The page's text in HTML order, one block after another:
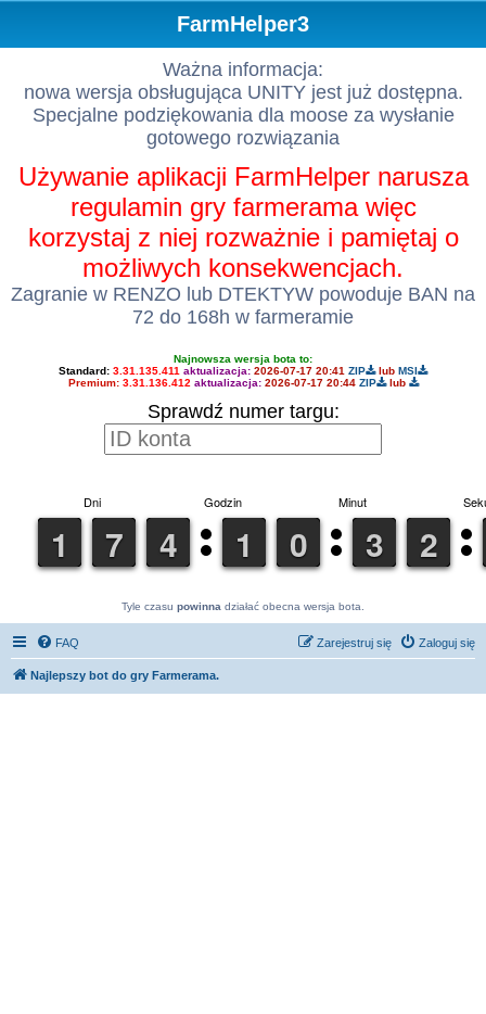
FarmHelper3
Ważna informacja:
nowa wersja obsługująca UNITY jest już dostępna.
Specjalne podziękowania dla moose za wysłanie
gotowego rozwiązania
Używanie aplikacji FarmHelper narusza
regulamin gry farmerama więc
korzystaj z niej rozważnie i pamiętaj o
możliwych konsekwencjach.
Zagranie w RENZO lub DTEKTYW powoduje BAN na
72 do 168h w farmeramie
Najnowsza wersja bota to:
Standard: 3.31.135.411 aktualizacja: 2026-07-17 20:41 ZIP lub MSI
Premium: 3.31.136.412 aktualizacja: 2026-07-17 20:44 ZIP lub
Sprawdź numer targu:
Tyle czasu powinna działać obecna wersja bota.
FAQ Zaloguj się
Zarejestruj się
Najlepszy bot do gry Farmerama.